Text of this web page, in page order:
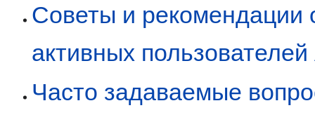
Советы и рекомендации
активных
Часто задаваемые